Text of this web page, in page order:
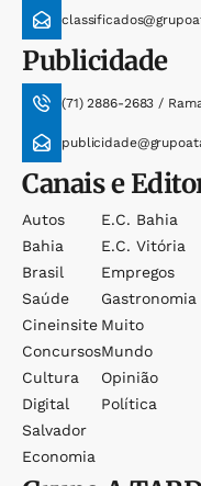
Publicidade
(71) 2886-2683 /
Canais e
Autos
Bahia
Brasil
Saúde
Cineinsite
Concursos
Cultura
Digital
Salvador
Economia
E.c. Bahia
E.c. Vitória
Empregos
Gastronomia
Muito
Mundo
Opinião
Política